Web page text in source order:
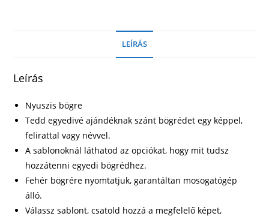
LEÍRÁS
Leírás
Nyuszis bögre
Tedd egyedivé ajándéknak szánt bögrédet egy képpel,
felirattal vagy névvel.
A sablonoknál láthatod az opciókat, hogy mit tudsz
hozzátenni egyedi bögrédhez.
Fehér bögrére nyomtatjuk, garantáltan mosogatógép
álló.
Válassz sablont, csatold hozzá a megfelelő képet,